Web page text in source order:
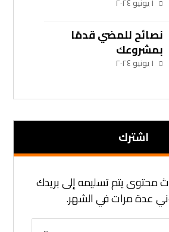
نصائح للمضي قدمًا
بمشروعك
١ يونيو ٢٠٢٤
اشترك
محتوى يتم تسليمه إلى بريدك
عدة مرات في الشهر.